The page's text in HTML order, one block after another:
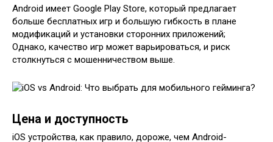
Android имеет Google Play Store, который предлагает
больше бесплатных игр и большую гибкость в плане
модификаций и установки сторонних приложений;
Однако, качество игр может варьироваться, и риск
столкнуться с мошенничеством выше.
Цена и доступность
iOS устройства, как правило, дороже, чем Android-